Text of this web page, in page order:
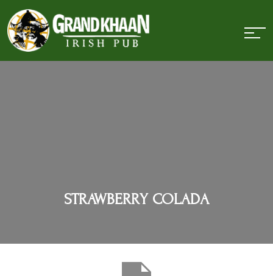
STRAWBERRY COLADA